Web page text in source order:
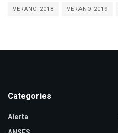
VERANO 2018
VERANO 2019
Categories
Alerta